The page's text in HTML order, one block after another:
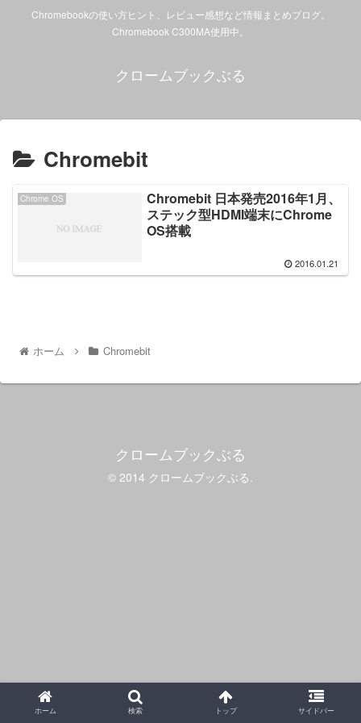
Chromebookの使い方ヒント、レビュー感想など情報まとめブログ。
Chromebook C300MA使用中。
クロームブックぶる
Chromebit
Chrome OS
Chromebit 日本発売2016年1月、
ステック型HDMI端末にChrome
OS搭載
2016.01.21
ホーム Chromebit
クロームブックぶる
© 2014 クロームブックぶる.
ホーム 検索 トップ サイドバー